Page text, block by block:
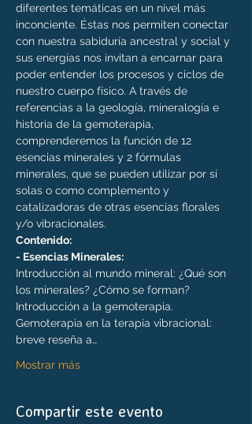
diferentes temáticas en un nivel más
inconciente. Éstas nos permiten conectar
con nuestra sabiduría ancestral y social y
sus energías nos invitan a encarnar para
poder entender los procesos y ciclos de
nuestro cuerpo físico. A través de
referencias a la geología, mineralogía e
historia de la gemoterapia,
comprenderemos la función de 12
esencias minerales y 2 fórmulas
minerales, que se pueden utilizar por sí
solas o como complemento y
catalizadoras de otras esencias florales
y/o vibracionales.
Contenido:
- Esencias Minerales:
Introducción al mundo mineral: ¿Qué son
los minerales? ¿Cómo se forman?
Introducción a la gemoterapia.
Gemoterapia en la terapia vibracional:
breve reseña a…
Mostrar más
Compartir este evento